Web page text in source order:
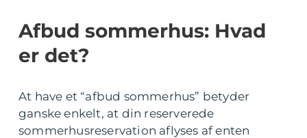
Afbud sommerhus: Hvad
er det?
At have et “afbud sommerhus” betyder
ganske enkelt, at din reserverede
sommerhusreservation aflyses af enten